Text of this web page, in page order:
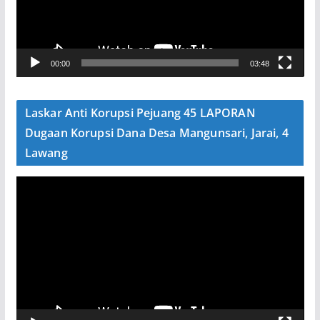
V
e
00:00 03:48
Laskar Anti Korupsi Pejuang 45 LAPORAN
Dugaan Korupsi Dana Desa Mangunsari, Jarai, 4
Lawang
V